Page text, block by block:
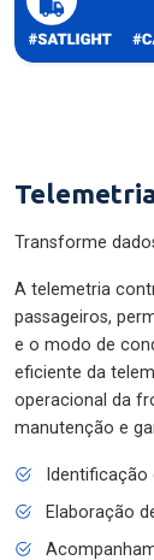
Telemetria
Transforme
A telemetria
passageiros,
e o modo de
eficiente da
operacional da
manutenção e
Elaboração